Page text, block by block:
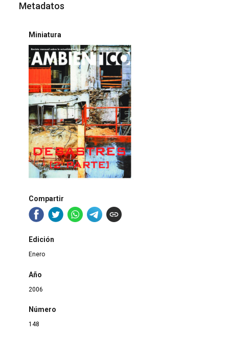
Metadatos
Miniatura
Compartir
Edición
Enero
Año
2006
Número
148